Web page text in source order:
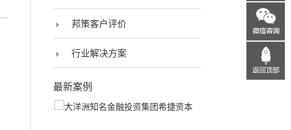
邦策客户评价
行业解决方案
最新案例